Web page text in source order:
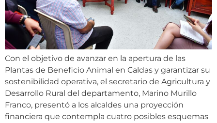
Con el objetivo de avanzar en la apertura de las
Plantas de Beneficio Animal en Caldas y garantizar su
sostenibilidad operativa, el secretario de Agricultura y
Desarrollo Rural del departamento, Marino Murillo
Franco, presentó a los alcaldes una proyección
financiera que contempla cuatro posibles esquemas